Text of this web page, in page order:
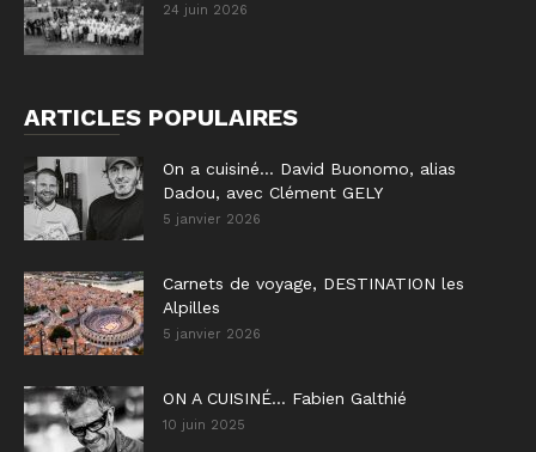
24 juin 2026
ARTICLES POPULAIRES
On a cuisiné… David Buonomo, alias
Dadou, avec Clément GELY
5 janvier 2026
Carnets de voyage, DESTINATION les
Alpilles
5 janvier 2026
ON A CUISINÉ… Fabien Galthié
10 juin 2025